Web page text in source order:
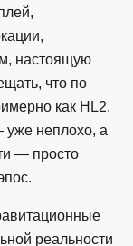
настоящую
что по
как HL2.
уже неплохо, а
— просто
реальности